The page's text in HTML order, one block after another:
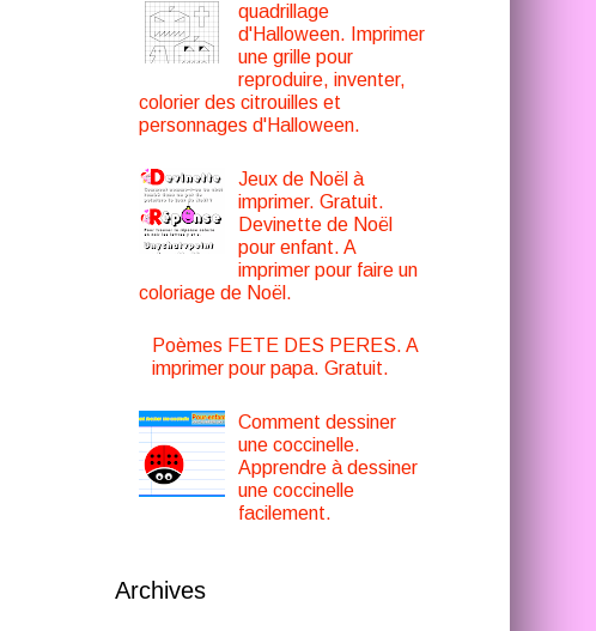
quadrillage
d'Halloween. Imprimer
une grille pour
reproduire, inventer,
colorier des citrouilles et
personnages d'Halloween.
Jeux de Noël à
imprimer. Gratuit.
Devinette de Noël
pour enfant. A
imprimer pour faire un
coloriage de Noël.
Poèmes FETE DES PERES. A
imprimer pour papa. Gratuit.
Comment dessiner
une coccinelle.
Apprendre à dessiner
une coccinelle
facilement.
Archives